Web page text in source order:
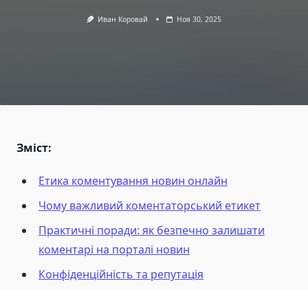
Иван Коровай Ноя 30, 2025
Зміст:
Етика коментування новин онлайн
Чому важливий коментаторський етикет
Практичні поради: як безпечно залишати
коментарі на порталі новин
Конфіденційність та репутація